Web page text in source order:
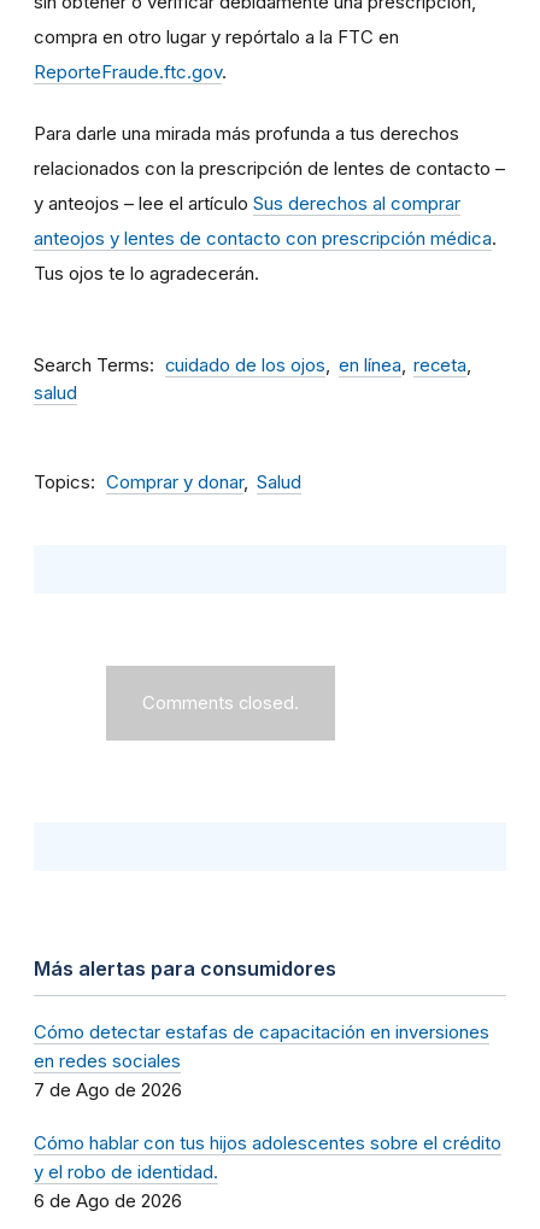
compra en otro lugar y repórtalo a la FTC en
ReporteFraude.ftc.gov.
Para darle una mirada más profunda a tus derechos
relacionados con la prescripción de lentes de contacto –
y anteojos – lee el artículo Sus derechos al comprar
anteojos y lentes de contacto con prescripción médica.
Tus ojos te lo agradecerán.
Search Terms cuidado de los ojos en línea
receta
salud
Topics Comprar y donar Salud
Comments closed.
Más alertas para consumidores
Cómo detectar estafas de capacitación en inversiones
en redes sociales
7 de Ago de 2026
Cómo hablar con tus hijos adolescentes sobre el crédito
y el robo de identidad.
6 de Ago de 2026